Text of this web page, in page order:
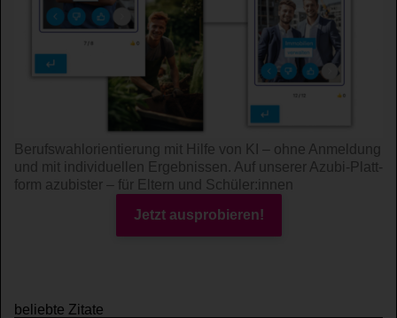
Berufswahl­orientierung mit Hilfe von KI – ohne An­mel­dung
und mit indi­viduel­len Ergeb­nissen. Auf unserer Azubi-Platt­
form azubister – für Eltern und Schüler:innen
Jetzt ausprobieren!
beliebte Zitate